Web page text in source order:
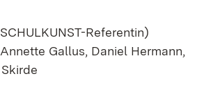
Referentin)
Gallus, Daniel Hermann,